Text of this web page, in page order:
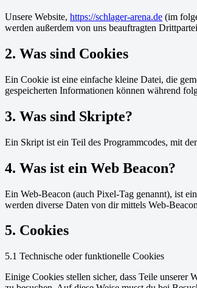
Unsere Website, https://schlager-arena.de (im
werden außerdem von uns beauftragten
2. Was sind Cookies
Ein Cookie ist eine einfache kleine Datei, die
gespeicherten Informationen können während
3. Was sind Skripte?
Ein Skript ist ein Teil des Programmcodes, mit
4. Was ist ein Web Beacon?
Ein Web-Beacon (auch Pixel-Tag genannt), ist
werden diverse Daten von dir mittels Web-
5. Cookies
5.1 Technische oder funktionelle Cookies
Einige Cookies stellen sicher, dass Teile